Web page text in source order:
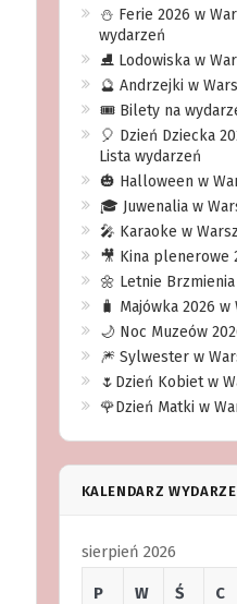
⛄️ Ferie 2026 w
wydarzeń
⛸ Lodowiska w
🔮 Andrzejki w
🎟️ Bilety na
🎈 Dzień Dziecka
Lista wydarzeń
🎃 Halloween w
🎓 Juwenalia w
🎤 Karaoke w
🎥 Kina plenerowe
🌼 Letnie
🧳 Majówka 2026 w
🌙 Noc Muzeów
🎆 Sylwester w
🌷Dzień Kobiet w
🌹Dzień Matki w
KALENDARZ
sierpień 2026
P W Ś C